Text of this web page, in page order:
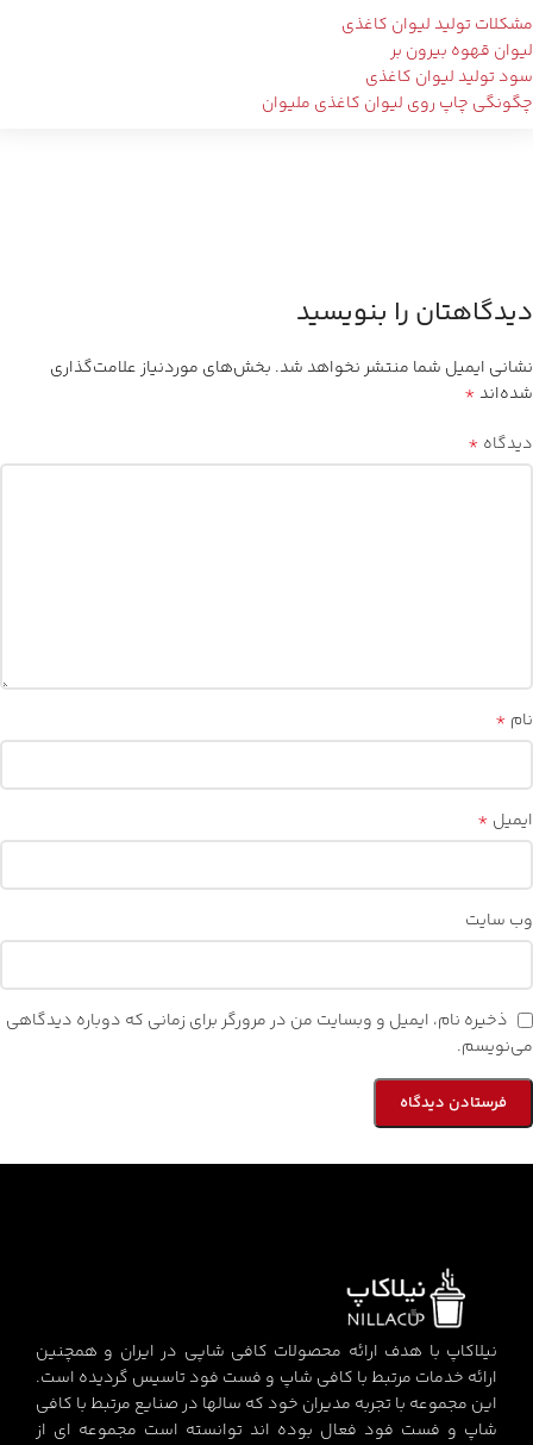
مشکلات تولید لیوان کاغذی
لیوان قهوه بیرون بر
سود تولید لیوان کاغذی
چگونگی چاپ روی لیوان کاغذی ملیوان
دیدگاهتان را بنویسید
نشانی ایمیل شما منتشر نخواهد شد. بخش‌های موردنیاز علامت‌گذاری
شده‌اند *
دیدگاه *
نام *
ایمیل *
وب‌ سایت
ذخیره نام، ایمیل و وبسایت من در مرورگر برای زمانی که دوباره دیدگاهی
می‌نویسم.
نیلاکاپ با هدف ارائه محصولات کافی شاپی در ایران و همچنین
ارائه خدمات مرتبط با کافی شاپ و فست فود تاسیس گردیده است.
این مجموعه با تجربه مدیران خود که سالها در صنایع مرتبط با کافی
شاپ و فست فود فعال بوده اند توانسته است مجموعه ای از